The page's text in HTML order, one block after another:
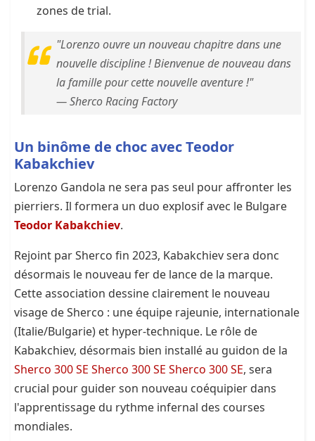
zones de trial.
"Lorenzo ouvre un nouveau chapitre dans une
nouvelle discipline ! Bienvenue de nouveau dans
la famille pour cette nouvelle aventure !"
— Sherco Racing Factory
Un binôme de choc avec Teodor
Kabakchiev
Lorenzo Gandola ne sera pas seul pour affronter les
pierriers. Il formera un duo explosif avec le Bulgare
Teodor Kabakchiev.
Rejoint par Sherco fin 2023, Kabakchiev sera donc
désormais le nouveau fer de lance de la marque.
Cette association dessine clairement le nouveau
visage de Sherco : une équipe rajeunie, internationale
(Italie/Bulgarie) et hyper-technique. Le rôle de
Kabakchiev, désormais bien installé au guidon de la
Sherco 300 SE Sherco 300 SE Sherco 300 SE, sera
crucial pour guider son nouveau coéquipier dans
l'apprentissage du rythme infernal des courses
mondiales.